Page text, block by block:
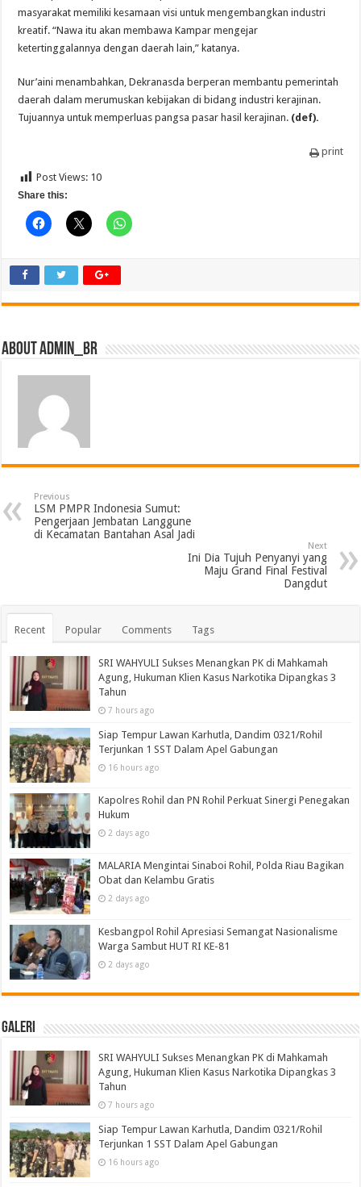
masyarakat memiliki kesamaan visi untuk mengembangkan industri
kreatif. “Nawa itu akan membawa Kampar mengejar
ketertinggalannya dengan daerah lain,” katanya.‎‎‎
Nur’aini menambahkan, Dekranasda berperan membantu pemerintah
daerah dalam merumuskan kebijakan di bidang industri kerajinan.
Tujuannya untuk memperluas pangsa pasar hasil kerajinan. (def).
print
Post Views: 10
Share this:
About admin_br
Previous
LSM PMPR Indonesia Sumut:
Pengerjaan Jembatan Langgune
di Kecamatan Bantahan Asal Jadi
Next
Ini Dia Tujuh Penyanyi yang
Maju Grand Final Festival
Dangdut
Recent Popular Comments Tags
SRI WAHYULI Sukses Menangkan PK di Mahkamah
Agung, Hukuman Klien Kasus Narkotika Dipangkas 3
Tahun
7 hours ago
Siap Tempur Lawan Karhutla, Dandim 0321/Rohil
Terjunkan 1 SST Dalam Apel Gabungan
16 hours ago
Kapolres Rohil dan PN Rohil Perkuat Sinergi Penegakan
Hukum
2 days ago
MALARIA Mengintai Sinaboi Rohil, Polda Riau Bagikan
Obat dan Kelambu Gratis
2 days ago
Kesbangpol Rohil Apresiasi Semangat Nasionalisme
Warga Sambut HUT RI KE-81
2 days ago
Galeri
SRI WAHYULI Sukses Menangkan PK di Mahkamah
Agung, Hukuman Klien Kasus Narkotika Dipangkas 3
Tahun
7 hours ago
Siap Tempur Lawan Karhutla, Dandim 0321/Rohil
Terjunkan 1 SST Dalam Apel Gabungan
16 hours ago